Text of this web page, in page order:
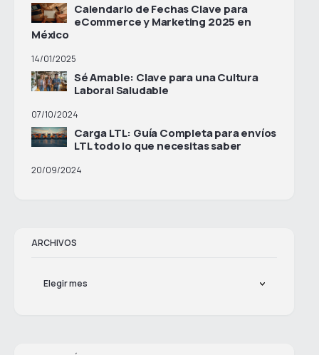
Calendario de Fechas Clave para
eCommerce y Marketing 2025 en
México
14/01/2025
Sé Amable: Clave para una Cultura
Laboral Saludable
07/10/2024
Carga LTL: Guía Completa para envíos
LTL todo lo que necesitas saber
20/09/2024
ARCHIVOS